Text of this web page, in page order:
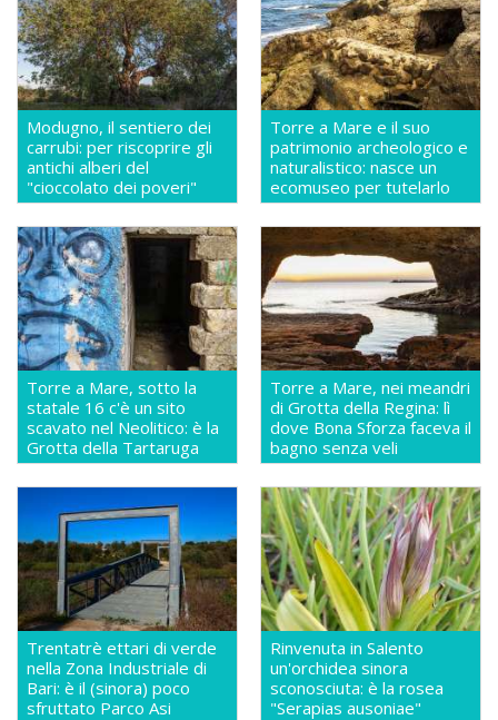
Modugno, il sentiero dei
carrubi: per riscoprire gli
antichi alberi del
"cioccolato dei poveri"
Torre a Mare e il suo
patrimonio archeologico e
naturalistico: nasce un
ecomuseo per tutelarlo
Torre a Mare, sotto la
statale 16 c'è un sito
scavato nel Neolitico: è la
Grotta della Tartaruga
Torre a Mare, nei meandri
di Grotta della Regina: lì
dove Bona Sforza faceva il
bagno senza veli
Trentatrè ettari di verde
nella Zona Industriale di
Bari: è il (sinora) poco
sfruttato Parco Asi
Rinvenuta in Salento
un'orchidea sinora
sconosciuta: è la rosea
"Serapias ausoniae"